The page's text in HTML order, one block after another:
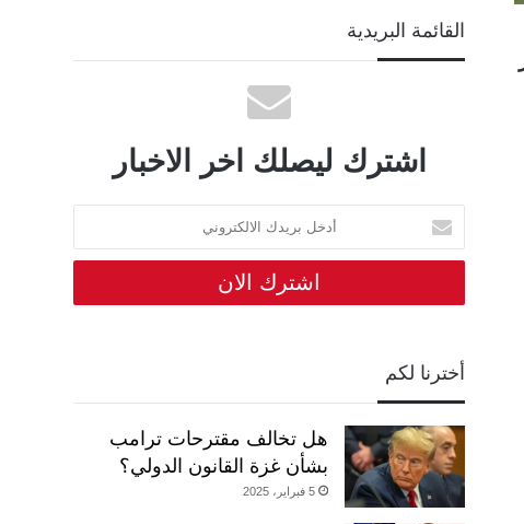
القائمة البريدية
اشترك ليصلك اخر الاخبار
أدخل
بريدك
الالكتروني
أخترنا لكم
هل تخالف مقترحات ترامب
بشأن غزة القانون الدولي؟
5 فبراير، 2025